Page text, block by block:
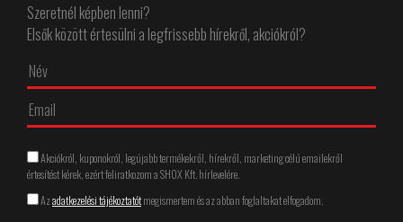
Szeretnél képben lenni?
Elsők között értesülni a legfrissebb hírekről, akciókról?
Akciókról, kuponokról, legújabb termékekről, hírekről, marketing célú emailekről
értesítést kérek, ezért feliratkozom a SHOX Kft. hírlevelére.
Azadatkezelési tájékoztatótmegismertem és az abban foglaltakat elfogadom.